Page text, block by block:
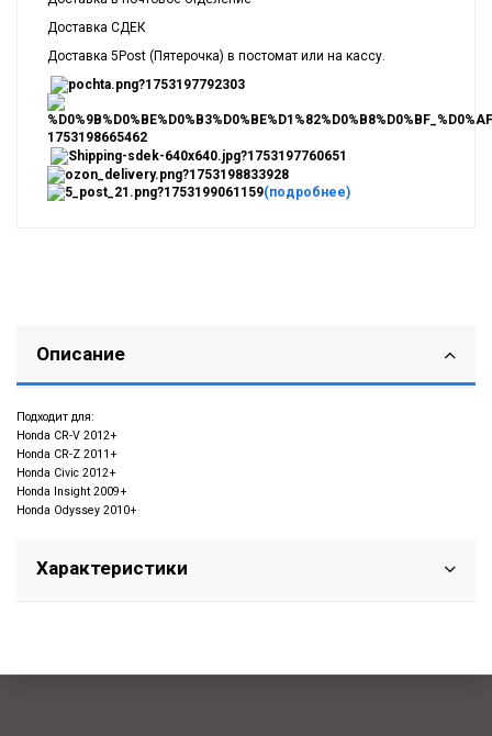
Доставка СДЕК
Доставка 5Post (Пятерочка) в постомат или на кассу.
(подробнее)
Описание
Подходит для:
Honda CR-V 2012+
Honda CR-Z 2011+
Honda Civic 2012+
Honda Insight 2009+
Honda Odyssey 2010+
Характеристики